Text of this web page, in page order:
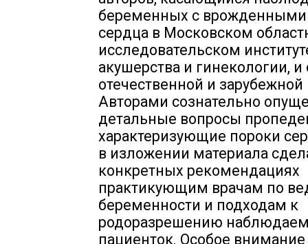
беременных с
сердца в Московском
исследовательском
акушерства и гинекологии,
отечественной и
Авторами сознательно
детальные вопросы
характеризующие пороки
в изложении материала
конкретных рекомендациях
практикующим врачам по
беременности и подходам к
родоразрешению
пациенток. Особое внимание